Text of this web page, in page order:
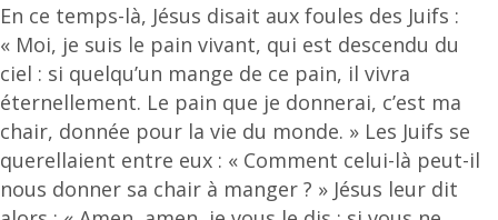
En ce temps-là, Jésus disait aux foules des Juifs :
« Moi, je suis le pain vivant, qui est descendu du
ciel : si quelqu’un mange de ce pain, il vivra
éternellement. Le pain que je donnerai, c’est ma
chair, donnée pour la vie du monde. » Les Juifs se
querellaient entre eux : « Comment celui-là peut-il
nous donner sa chair à manger ? » Jésus leur dit